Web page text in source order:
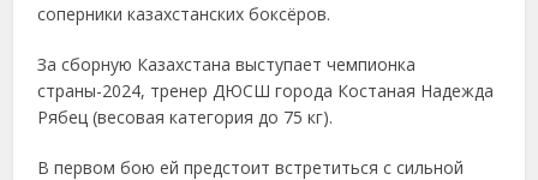
соперники казахстанских боксёров.
За сборную Казахстана выступает чемпионка
страны-2024, тренер ДЮСШ города Костаная Надежда
Рябец (весовая категория до 75 кг).
В первом бою ей предстоит встретиться с сильной